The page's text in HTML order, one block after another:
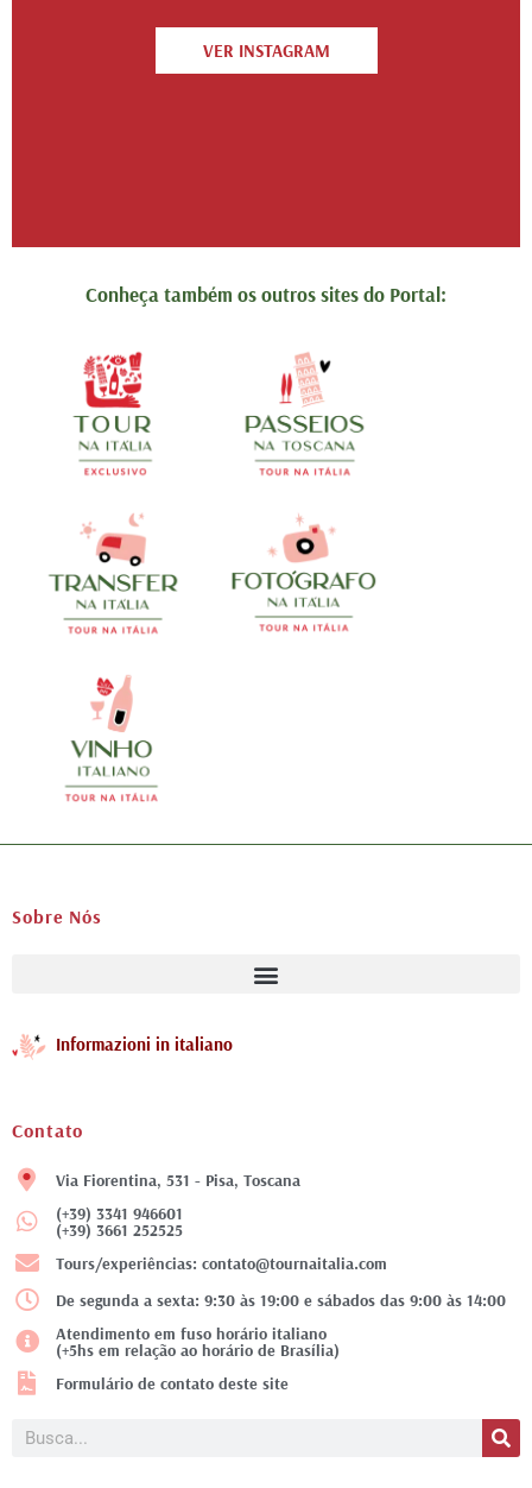
VER INSTAGRAM
Conheça também os outros sites do Portal:
Sobre Nós
Informazioni in italiano
Contato
Via Fiorentina, 531 - Pisa, Toscana
(+39) 3341 946601
(+39) 3661 252525
Tours/experiências: contato@tournaitalia.com
De segunda a sexta: 9:30 às 19:00 e sábados das 9:00 às 14:00
Atendimento em fuso horário italiano
(+5hs em relação ao horário de Brasília)
Formulário de contato deste site
Pesquisar